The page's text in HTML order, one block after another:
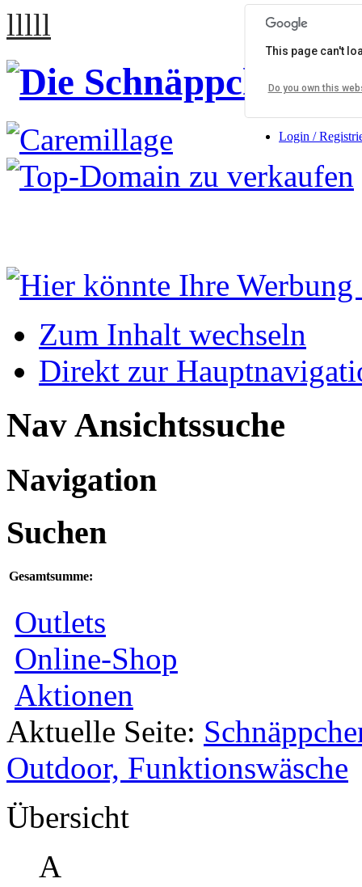
lllll
Login /
Zum Inhalt wechseln
Direkt zur
Nav Ansichtssuche
Navigation
Suchen
Gesamtsumme:
Outlets
Online-Shop
Aktionen
Aktuelle Seite:
Outdoor, Funktionswäsche
Übersicht
A
This page can't
Do you own this